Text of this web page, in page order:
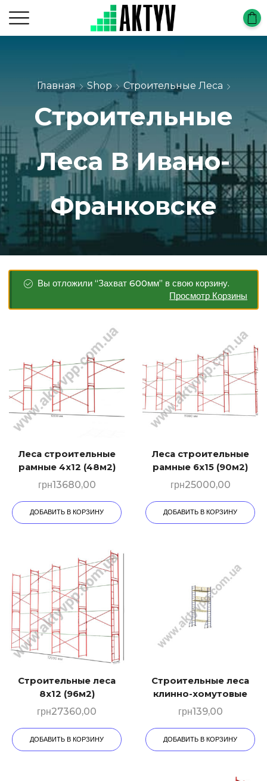
Главная Shop Строительные Леса
Строительные
Леса В Ивано-
Франковске
Вы отложили “Захват 600мм” в свою корзину.
Просмотр Корзины
Леса строительные
рамные 4х12 (48м2)
грн13680,00
ДОБАВИТЬ В КОРЗИНУ
Леса строительные
рамные 6х15 (90м2)
грн25000,00
ДОБАВИТЬ В КОРЗИНУ
Строительные леса
8х12 (96м2)
грн27360,00
ДОБАВИТЬ В КОРЗИНУ
Строительные леса
клинно-хомутовые
грн139,00
ДОБАВИТЬ В КОРЗИНУ